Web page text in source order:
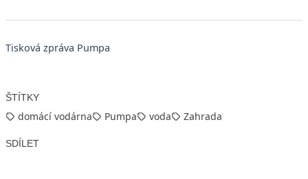
Tisková zpráva Pumpa
ŠTÍTKY
domácí vodárna Pumpa voda Zahrada
SDÍLET